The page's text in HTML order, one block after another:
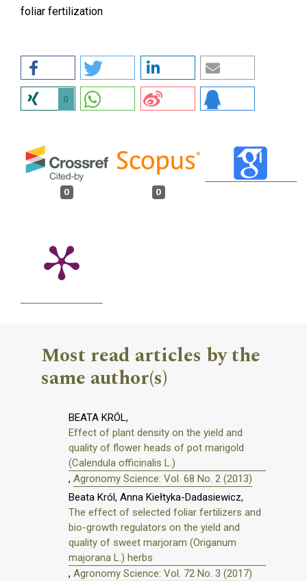
foliar fertilization
0
0 0
Most read articles by the
same author(s)
BEATA KRÓL,
Effect of plant density on the yield and
quality of flower heads of pot marigold
(Calendula officinalis L.)
, Agronomy Science: Vol. 68 No. 2 (2013)
Beata Król, Anna Kiełtyka-Dadasiewicz,
The effect of selected foliar fertilizers and
bio-growth regulators on the yield and
quality of sweet marjoram (Origanum
majorana L.) herbs
, Agronomy Science: Vol. 72 No. 3 (2017)